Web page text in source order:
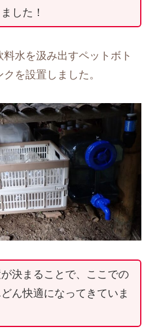
した！
水を汲み出すペットボト
を設置しました。
決まることで、ここでの
ん快適になってきていま